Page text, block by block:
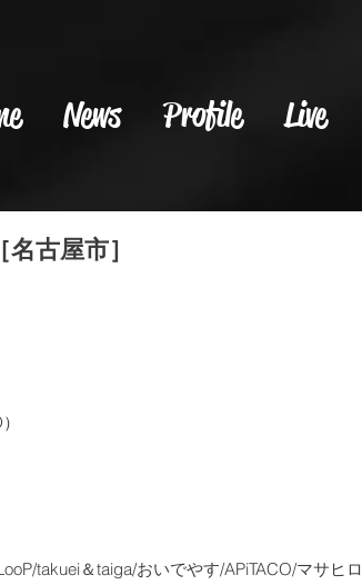
News Profile Live
古屋市］
）
takuei＆taiga/おいでやす/APiTACO/マサヒロ